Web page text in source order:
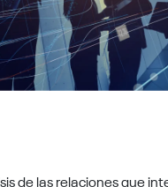
de las relaciones que